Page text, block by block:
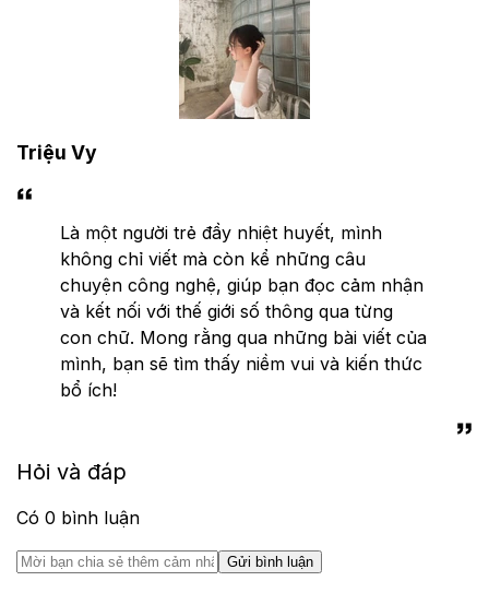
Triệu Vy
Là một người trẻ đầy nhiệt huyết, mình
không chỉ viết mà còn kể những câu
chuyện công nghệ, giúp bạn đọc cảm nhận
và kết nối với thế giới số thông qua từng
con chữ. Mong rằng qua những bài viết của
mình, bạn sẽ tìm thấy niềm vui và kiến thức
bổ ích!
Hỏi và đáp
Có 0 bình luận
Gửi bình luận